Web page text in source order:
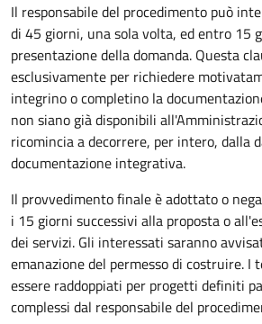
Il responsabile del procedimento può
di 45 giorni, una sola volta, ed entro 15
presentazione della domanda. Questa
esclusivamente per richiedere
integrino o completino la
non siano già disponibili
ricomincia a decorrere, per intero, dalla
documentazione integrativa.
Il provvedimento finale è adottato o
i 15 giorni successivi alla proposta o
dei servizi. Gli interessati saranno
emanazione del permesso di costruire. I
essere raddoppiati per progetti definiti
complessi dal responsabile del